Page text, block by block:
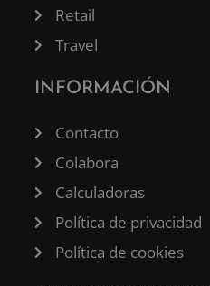
Retail
Travel
INFORMACIÓN
Contacto
Colabora
Calculadoras
Política de privacidad
Política de cookies